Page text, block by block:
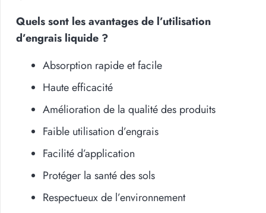
Quels sont les avantages de l’utilisation
d’engrais liquide ?
Absorption rapide et facile
Haute efficacité
Amélioration de la qualité des produits
Faible utilisation d’engrais
Facilité d’application
Protéger la santé des sols
Respectueux de l’environnement